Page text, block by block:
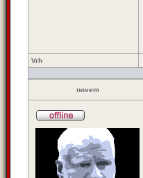
Vrh
novem